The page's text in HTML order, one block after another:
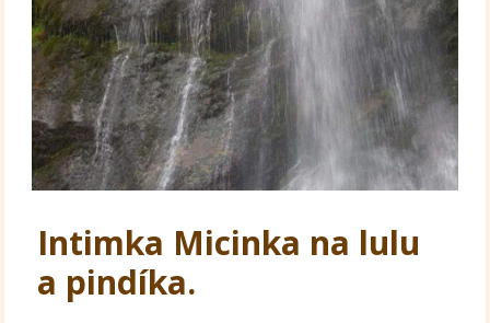
Intimka Micinka na lulu
a pindíka.